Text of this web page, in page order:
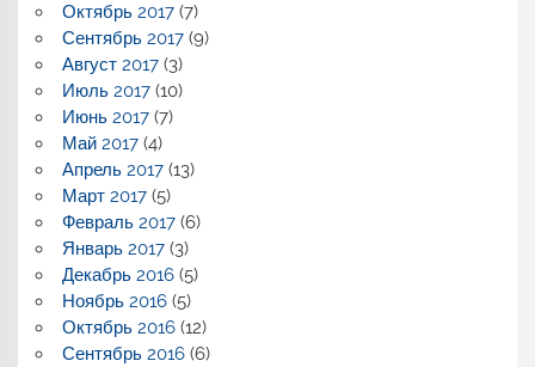
Октябрь 2017(7)
Сентябрь 2017(9)
Август 2017(3)
Июль 2017(10)
Июнь 2017(7)
Май 2017(4)
Апрель 2017(13)
Март 2017(5)
Февраль 2017(6)
Январь 2017(3)
Декабрь 2016(5)
Ноябрь 2016(5)
Октябрь 2016(12)
Сентябрь 2016(6)